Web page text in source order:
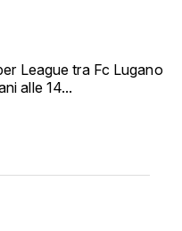
League tra Fc Lugano
alle 14...